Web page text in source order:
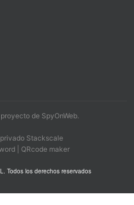
proyecto de SpyOnWeb.
Stackscale
QRcode maker
Todos los derechos reservados